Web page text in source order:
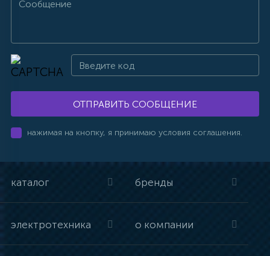
ОТПРАВИТЬ СООБЩЕНИЕ
нажимая на кнопку, я принимаю условия соглашения.
каталог бренды
электротехника о компании